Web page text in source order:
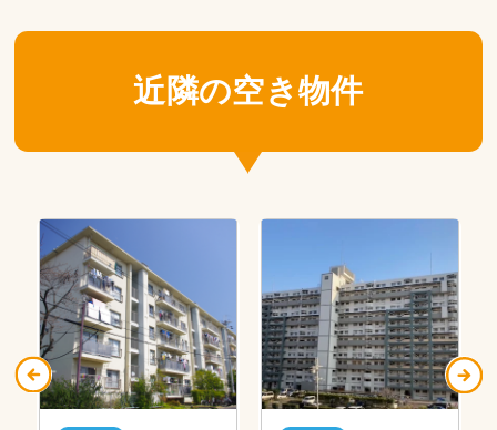
近隣の空き物件